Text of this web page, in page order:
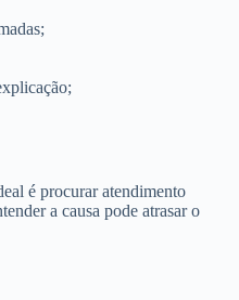
é procurar atendimento
a causa pode atrasar o